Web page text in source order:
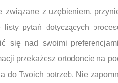
związane z uzębieniem,
listy pytań dotyczących
się nad swoimi
przekażesz ortodoncie na
do Twoich potrzeb. Nie